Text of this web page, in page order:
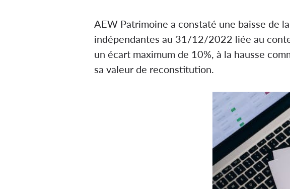
AEW Patrimoine a constaté une baisse de
indépendantes au 31/12/2022 liée au
un écart maximum de 10%, à la hausse
sa valeur de reconstitution.